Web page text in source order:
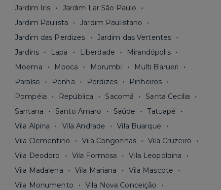
Jardim Iris
Jardim Lar São Paulo
Jardim Paulista
Jardim Paulistano
Jardim das Perdizes
Jardim das Vertentes
Jardins
Lapa Liberdade
Mirandópolis
Moema
Mooca Morumbi
Multi Barueri
Paraíso
Penha Perdizes
Pinheiros
Pompéia
República Sacomã
Santa Cecília
Santana
Santo Amaro Saúde
Tatuapé
Vila Alpina
Vila Andrade
Vila Buarque
Vila Clementino
Vila Congonhas
Vila Cruzeiro
Vila Deodoro
Vila Formosa
Vila Leopoldina
Vila Madalena
Vila Mariana
Vila Mascote
Vila Monumento
Vila Nova Conceição